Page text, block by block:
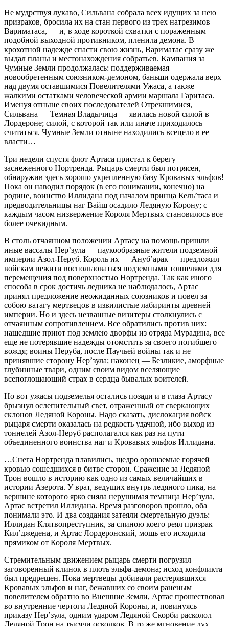
Не мудрствуя лукаво, Сильвана собрала всех идущих за нею
призраков, бросила их на стан первого из трех натрезимов —
Вариматаса, — и, в ходе короткой схватки с пораженным
подобной выходной противником, пленила демона. В
крохотной надежде спасти свою жизнь, Вариматас сразу же
выдал планы и местонахождения собратьев. Кампания за
Чумные Земли продолжалась: поддерживаемая
новообретенным союзником-демоном, баньши одержала верх
над двумя оставшимися Повелителями Ужаса, а также
жалкими остатками человеческой армии маршала Гаритаса.
Именуя отныне своих последователей Отрекшимися,
Сильвана — Темная Владычица — явилась новой силой в
Лордероне; силой, с которой так или иначе приходилось
считаться. Чумные Земли отныне находились всецело в ее
власти…
Три недели спустя флот Артаса пристал к берегу
заснеженного Нортренда. Рыцарь смерти был потрясен,
обнаружив здесь хорошо укрепленную базу Кровавых эльфов!
Пока он наводил порядок (в его понимании, конечно) на
родине, воинство Иллидана под началом принца Кель’таса и
предводительницы наг Вайш осадило Ледяную Корону; с
каждым часом низвержение Короля Мертвых становилось все
более очевидным.
В столь отчаянном положении Артасу на помощь пришли
иные вассалы Нер’зула — паукообразные жители подземной
империи Азол-Неруб. Король их — Ануб’арак — предложил
войскам нежити воспользоваться подземными тоннелями для
перемещения под поверхностью Нортренда. Так как иного
способа в срок достичь ледника не наблюдалось, Артас
принял предложение неожиданных союзников и повел за
собою ватагу мертвецов в извилистые лабиринты древней
империи. Но и здесь незванные визитеры столкнулись с
отчаянным сопротивлением. Все обратились против них:
нашедшие приют под землею дворфы из отряда Мурадина, все
еще не потерявшие надежды отомстить за своего погибшего
вождя; воины Неруба, после Паучьей войны так и не
принявшие сторону Нер’зула; наконец — Безликие, аморфные
глубинные твари, одним своим видом вселяющие
всепоглощающий страх в сердца бывалых воителей.
Но вот ужасы подземелья остались позади и в глаза Артасу
брызнул ослепительный свет, отраженный от сверкающих
склонов Ледяной Короны. Надо сказать, дислокация войск
рыцаря смерти оказалась на редкость удачной, ибо выход из
тоннелей Азол-Неруб располагался как раз на пути
объединенного воинства наг и Кровавых эльфов Иллидана.
…Снега Нортренда плавились, щедро орошаемые горячей
кровью сошедшихся в битве сторон. Сражение за Ледяной
Трон вошло в историю как одно из самых величайших в
истории Азерота. У врат, ведущих внутрь ледяного пика, на
вершине которого ярко сияла нерушимая темница Нер’зула,
Артас встретил Иллидана. Время разговоров прошло, оба
понимали это. И два создания затеяли смертельную дуэль:
Иллидан Клятвопреступник, за спиною коего реял призрак
Кил’джедена, и Артас Лордеронский, мощь его исходила
прямиком от Короля Мертвых.
Стремительным движением рыцарь смерти погрузил
заговоренный клинок в плоть эльфа-демона; исход конфликта
был предрешен. Пока мертвецы добивали растерявшихся
Кровавых эльфов и наг, бежавших со своим раненым
повелителем обратно во Внешние Земли, Артас прошествовал
во внутренние чертоги Ледяной Короны, и, повинуясь
приказу Нер’зула, одним ударом Ледяной Скорби расколол
Ледяной Трон на тысячи осколков. В то же мгновение дух